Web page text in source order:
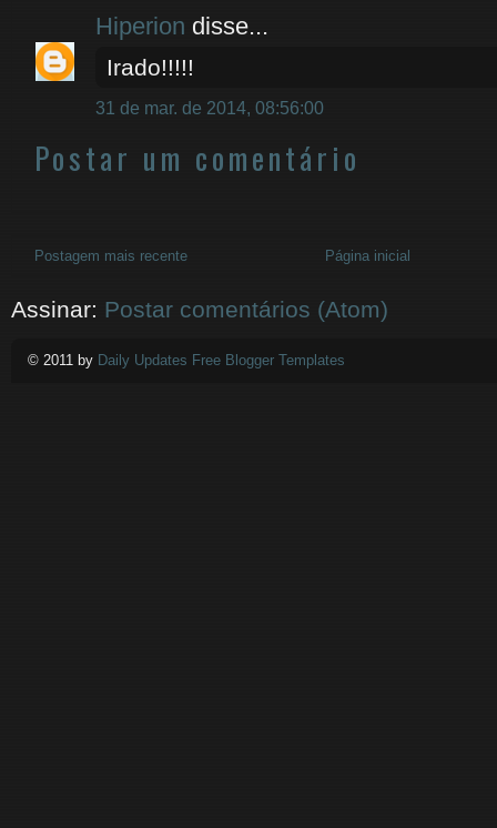
Hiperion disse...
Irado!!!!!
31 de mar. de 2014, 08:56:00
Postar um comentário
Postagem mais recente Página inicial
Assinar: Postar comentários (Atom)
© 2011 by Daily Updates Free Blogger Templates